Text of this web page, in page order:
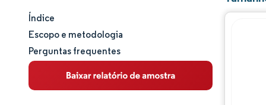
Tamanho e participação de mercado
Análise de mercado
Tendências e insights
Índice
Escopo e metodologia
Perguntas frequentes